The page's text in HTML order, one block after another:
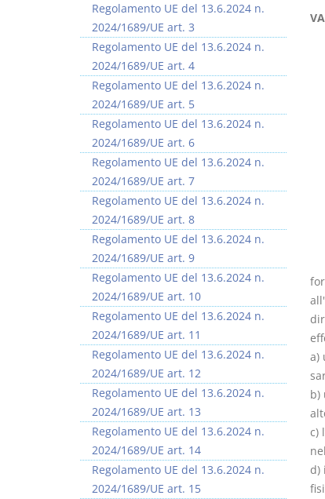
a)
b)
c)
d)
Regolamento UE del 13.6.2024 n.
2024/1689/UE art. 3
Regolamento UE del 13.6.2024 n.
2024/1689/UE art. 4
Regolamento UE del 13.6.2024 n.
2024/1689/UE art. 5
Regolamento UE del 13.6.2024 n.
2024/1689/UE art. 6
Regolamento UE del 13.6.2024 n.
2024/1689/UE art. 7
Regolamento UE del 13.6.2024 n.
2024/1689/UE art. 8
Regolamento UE del 13.6.2024 n.
2024/1689/UE art. 9
Regolamento UE del 13.6.2024 n.
2024/1689/UE art. 10
Regolamento UE del 13.6.2024 n.
2024/1689/UE art. 11
Regolamento UE del 13.6.2024 n.
2024/1689/UE art. 12
Regolamento UE del 13.6.2024 n.
2024/1689/UE art. 13
Regolamento UE del 13.6.2024 n.
2024/1689/UE art. 14
Regolamento UE del 13.6.2024 n.
2024/1689/UE art. 15
relazione giuridica
Versione ebook€ 5,99
I Singoli Contratti
D. Minussi
Versione ebook
(iva incl.)